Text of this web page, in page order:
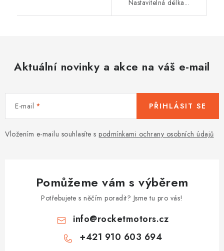
Nastavitelná délka...
Aktuální novinky a akce na váš e-mail
E-mail
Vložením e-mailu souhlasíte s podmínkami ochrany osobních údajů
PŘIHLÁSIT SE
Pomůžeme vám s výběrem
Potřebujete s něčím poradit? Jsme tu pro vás!
info@rocketmotors.cz
+421 910 603 694